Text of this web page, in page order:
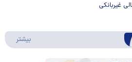
غیربانکی
بیشتر